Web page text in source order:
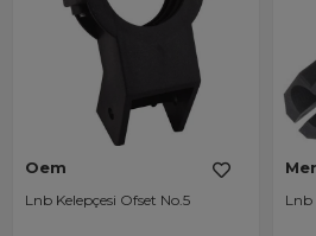
Oem
Lnb Kelepçesi Ofset No.5 Lnb